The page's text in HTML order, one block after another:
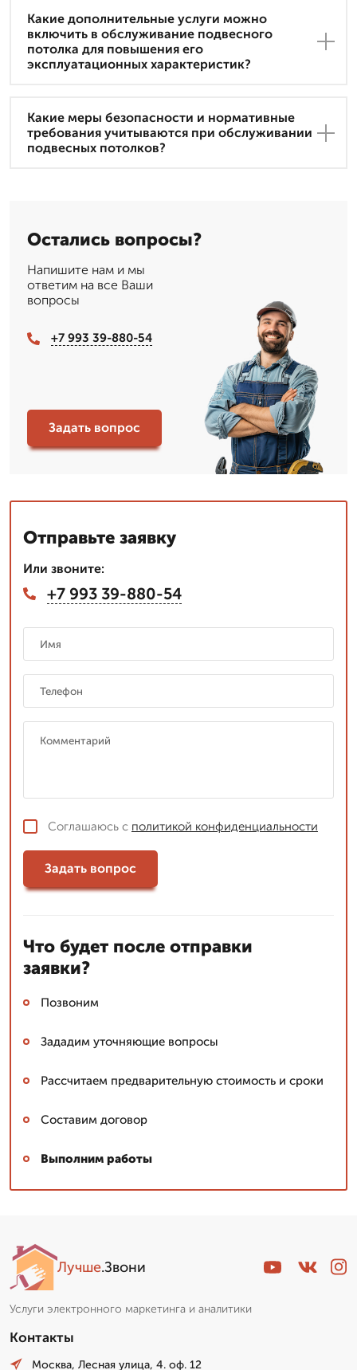
Какие дополнительные услуги можно
включить в обслуживание подвесного
потолка для повышения его
эксплуатационных характеристик?
Какие меры безопасности и нормативные
требования учитываются при обслуживании
подвесных потолков?
Остались вопросы?
Напишите нам и мы
ответим на все Ваши
вопросы
+7 993 39-880-54
Задать вопрос
Отправьте заявку
Или звоните:
+7 993 39-880-54
Соглашаюсь с политикой конфиденциальности
Задать вопрос
Что будет после отправки
заявки?
Позвоним
Зададим уточняющие вопросы
Рассчитаем предварительную стоимость и сроки
Составим договор
Выполним работы
Лучше.Звони
Услуги электронного маркетинга и аналитики
Контакты
Москва, Лесная улица, 4. оф. 12